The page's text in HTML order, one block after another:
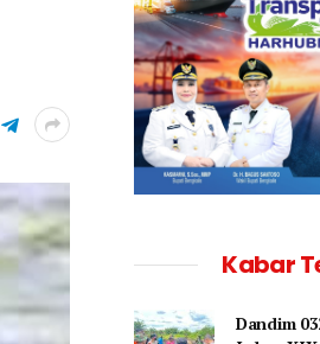
Kabar
Dandim